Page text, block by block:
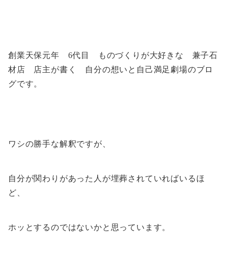
創業天保元年 6代目 ものづくりが大好きな 兼子石
材店 店主が書く 自分の想いと自己満足劇場のブロ
グです。
ワシの勝手な解釈ですが、
自分が関わりがあった人が埋葬されていればいるほ
ど、
ホッとするのではないかと思っています。